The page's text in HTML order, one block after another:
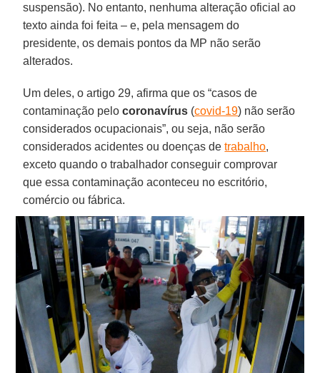
suspensão). No entanto, nenhuma alteração oficial ao
texto ainda foi feita – e, pela mensagem do
presidente, os demais pontos da MP não serão
alterados.
Um deles, o artigo 29, afirma que os “casos de
contaminação pelocoronavírus (covid-19) não serão
considerados ocupacionais”, ou seja, não serão
considerados acidentes ou doenças detrabalho,
exceto quando o trabalhador conseguir comprovar
que essa contaminação aconteceu no escritório,
comércio ou fábrica.